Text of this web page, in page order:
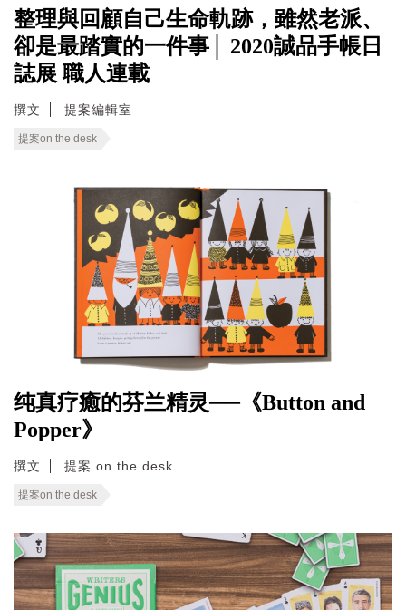
整理與回顧自己生命軌跡，雖然老派、
卻是最踏實的一件事│ 2020誠品手帳日
誌展 職人連載
撰文 提案編輯室
提案on the desk
纯真疗癒的芬兰精灵──《Button and
Popper》
撰文 提案 on the desk
提案on the desk